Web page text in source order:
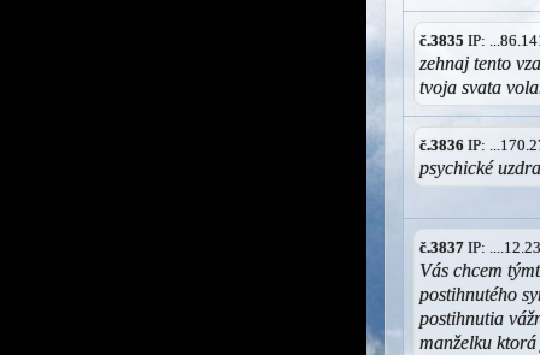
č.3835 IP:
zehnaj tento
tvoja svata
č.3836 IP:
psychické
č.3837 IP:
Vás chcem
postihnutého
postihnutia
manželku